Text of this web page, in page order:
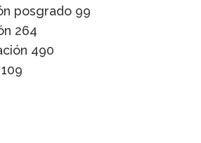
posgrado 99
264
490
109